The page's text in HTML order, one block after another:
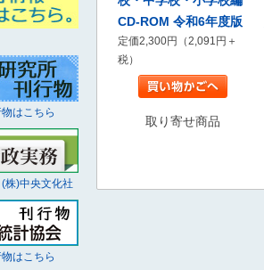
CD-ROM 令和6年度版
定価2,300円（2,091円＋
税）
取り寄せ商品
はこちら
株)中央文化社
はこちら